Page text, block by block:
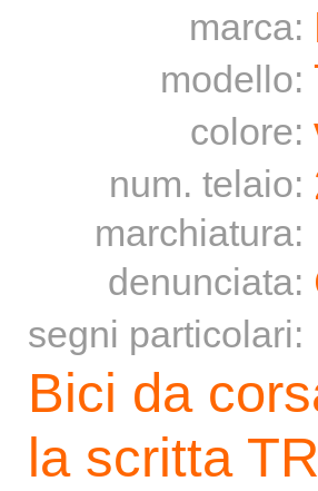
marca:
modello:
colore:
num. telaio:
marchiatura:
denunciata:
segni particolari:
Bici da
la scritta